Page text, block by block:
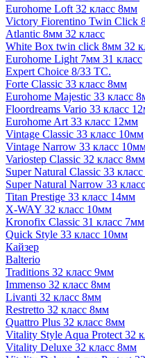
Eurohome Loft 32 класс 8мм
Victory Fiorentino Twin Click
Atlantic 8мм 32 класс
White Box twin click 8мм 32
Eurohome Light 7мм 31 класс
Expert Choice 8/33 TC.
Forte Classic 33 класс 8мм
Eurohome Majestic 33 класс
Floordreams Vario 33 класс
Eurohome Art 33 класс 12мм
Vintage Classic 33 класс 10мм
Vintage Narrow 33 класс
Variostep Classic 32 класс 8мм
Super Natural Classic 33
Super Natural Narrow 33
Titan Prestige 33 класс 14мм
X-WAY 32 класс 10мм
Kronofix Classic 31 класс 7мм
Quick Style 33 класс 10мм
Кайзер
Balterio
Traditions 32 класс 9мм
Immenso 32 класс 8мм
Livanti 32 класс 8мм
Restretto 32 класс 8мм
Quattro Plus 32 класс 8мм
Vitality Style Aqua Protect 32
Vitality Deluxe 32 класс 8мм